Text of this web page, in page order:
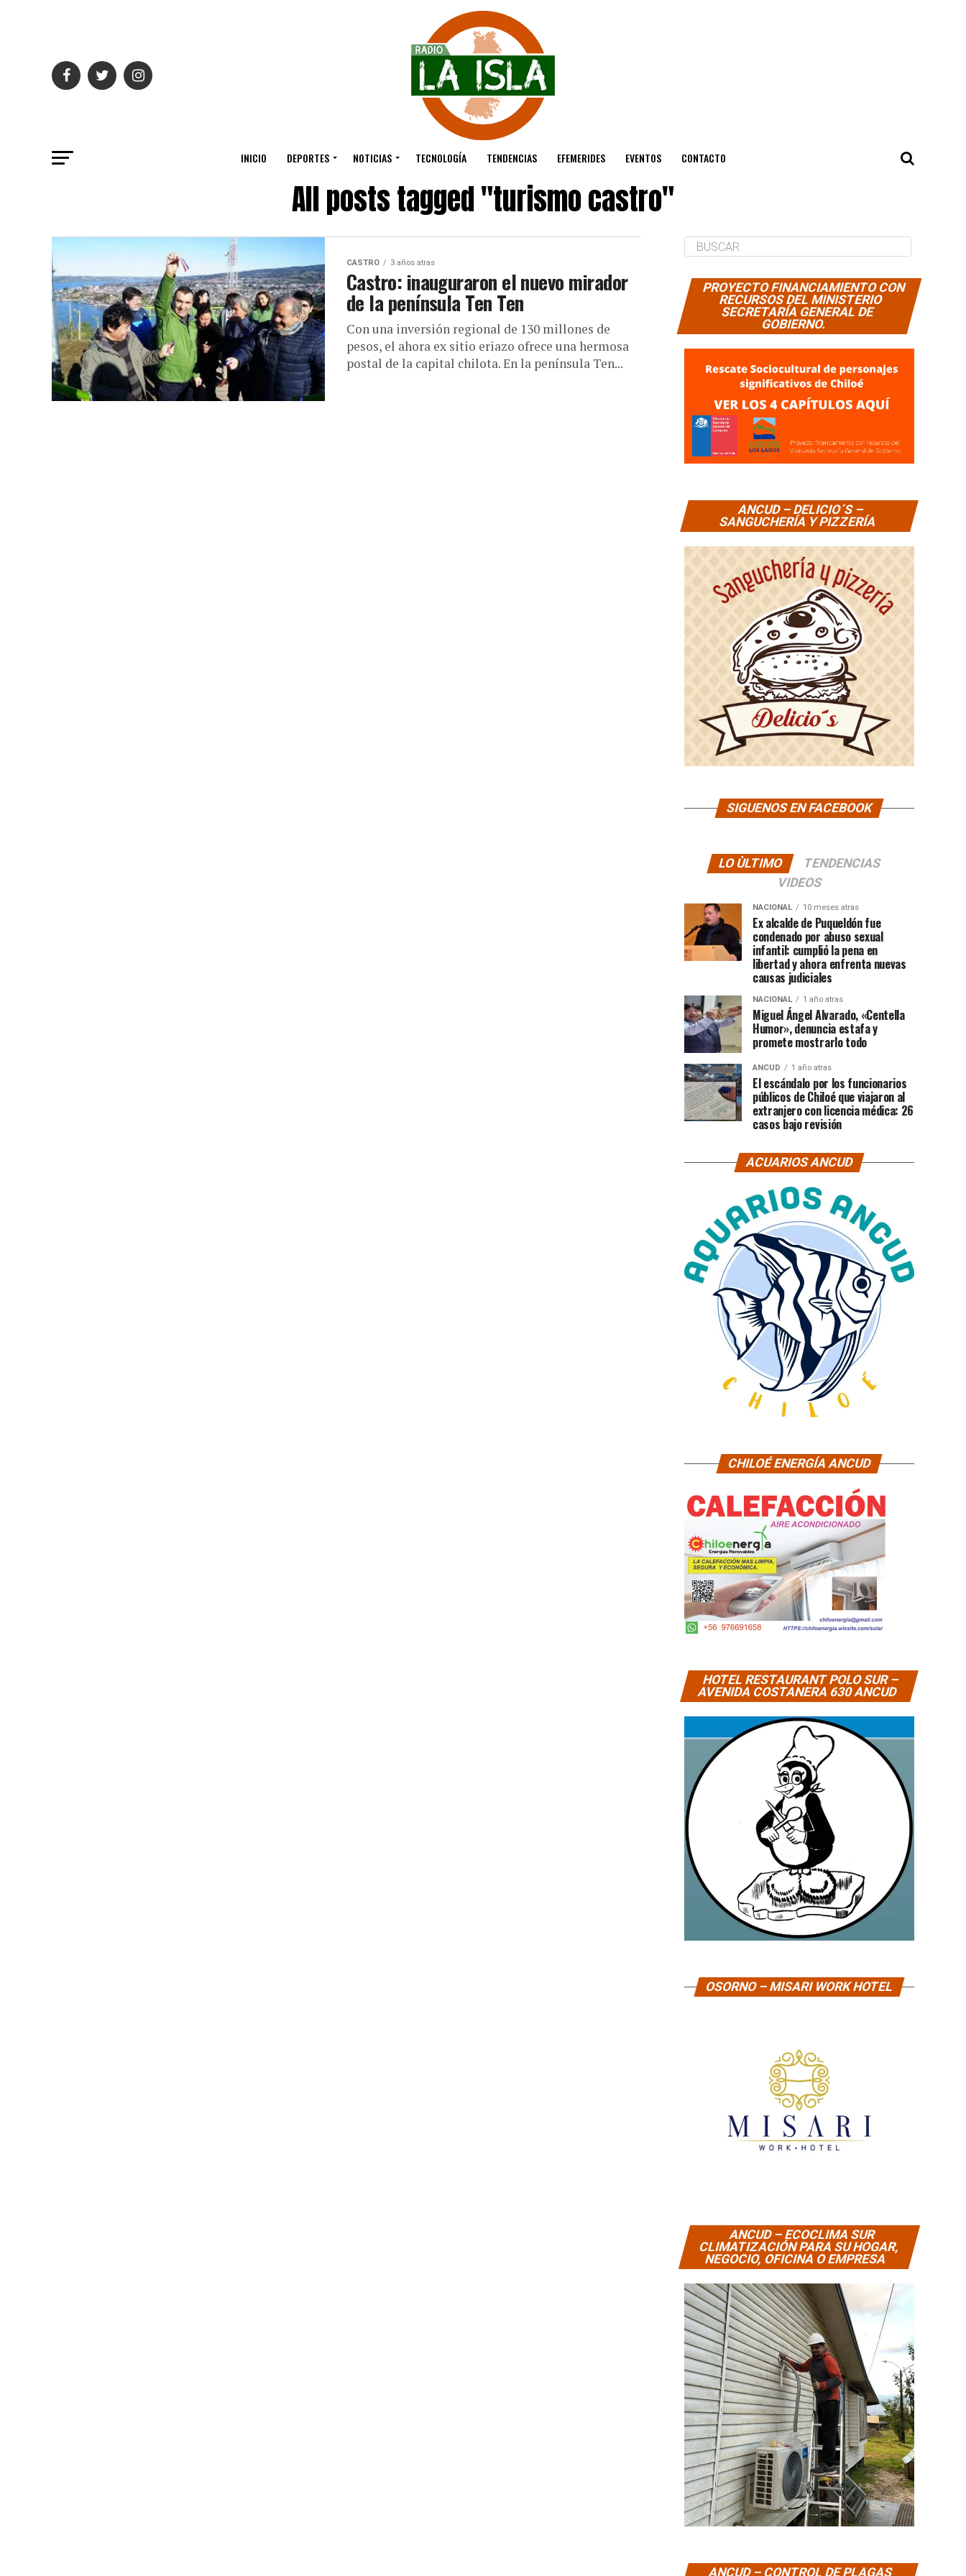
INICIO DEPORTES NOTICIAS TECNOLOGÍA TENDENCIAS EFEMERIDES EVENTOS CONTACTO
All posts tagged "turismo castro"
CASTRO 3 años atras
Castro: inauguraron el nuevo mirador
de la península Ten Ten
Con una inversión regional de 130 millones de
pesos, el ahora ex sitio eriazo ofrece una hermosa
postal de la capital chilota. En la península Ten...
PROYECTO FINANCIAMIENTO CON
RECURSOS DEL MINISTERIO
SECRETARÍA GENERAL DE
GOBIERNO.
ANCUD – DELICIO´S –
SANGUCHERÍA Y PIZZERÍA
SIGUENOS EN FACEBOOK
LO ÙLTIMO
TENDENCIAS
VIDEOS
NACIONAL 10 meses atras
Ex alcalde de Puqueldón fue
condenado por abuso sexual
infantil: cumplió la pena en
libertad y ahora enfrenta nuevas
causas judiciales
NACIONAL 1 año atras
Miguel Ángel Alvarado, «Centella
Humor», denuncia estafa y
promete mostrarlo todo
ANCUD 1 año atras
El escándalo por los funcionarios
públicos de Chiloé que viajaron al
extranjero con licencia médica: 26
casos bajo revisión
ACUARIOS ANCUD
CHILOÉ ENERGÍA ANCUD
HOTEL RESTAURANT POLO SUR –
AVENIDA COSTANERA 630 ANCUD
OSORNO – MISARI WORK HOTEL
ANCUD – ECOCLIMA SUR
CLIMATIZACIÓN PARA SU HOGAR,
NEGOCIO, OFICINA O EMPRESA
ANCUD – CONTROL DE PLAGAS